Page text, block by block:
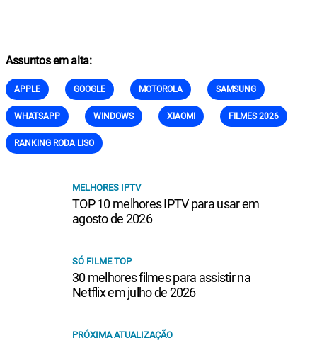
Assuntos em alta:
APPLE GOOGLE MOTOROLA SAMSUNG
WHATSAPP WINDOWS XIAOMI FILMES 2026
RANKING RODA LISO
MELHORES IPTV
TOP 10 melhores IPTV para usar em
agosto de 2026
SÓ FILME TOP
30 melhores filmes para assistir na
Netflix em julho de 2026
PRÓXIMA ATUALIZAÇÃO